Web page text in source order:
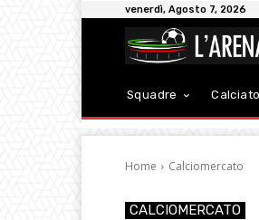
venerdì, Agosto 7, 2026
Squadre
Home Calciomercato
CALCIOMERCATO